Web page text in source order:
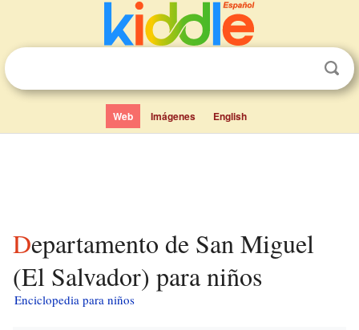
Web Imágenes English
Departamento de San Miguel
(El Salvador) para niños
Enciclopedia para niños